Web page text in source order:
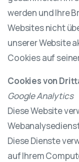
werden und Ihre
Websites nicht
unserer Website
Cookies auf
Cookies von
Google Analytics
Diese Website
Diese Dienste
auf Ihrem